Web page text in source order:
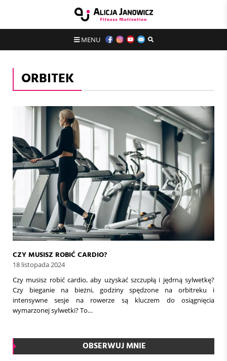
MENU
ORBITEK
CZY MUSISZ ROBIĆ CARDIO?
18 listopada 2024
Czy musisz robić cardio, aby uzyskać szczupłą i jędrną sylwetkę?
Czy bieganie na bieżni, godziny spędzone na orbitreku i
intensywne sesje na rowerze są kluczem do osiągnięcia
wymarzonej sylwetki? To…
OBSERWUJ MNIE